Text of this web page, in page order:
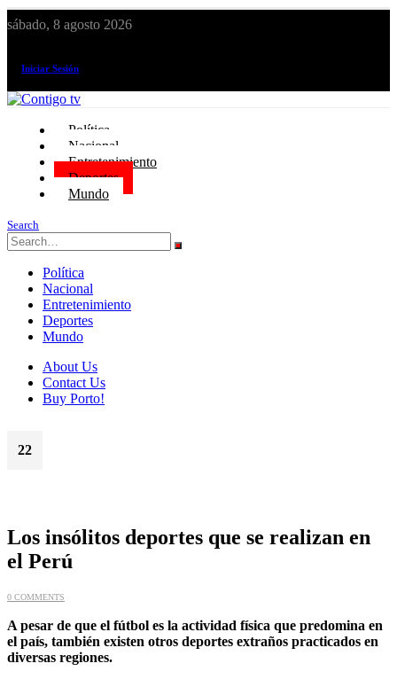
sábado, 8 agosto 2026
Iniciar Sesión
Política
Nacional
Entretenimiento
Deportes
Mundo
Search
Política
Nacional
Entretenimiento
Deportes
Mundo
About Us
Contact Us
Buy Porto!
22
Los insólitos deportes que se realizan en
el Perú
0 COMMENTS
A pesar de que el fútbol es la actividad física que predomina en
el país, también existen otros deportes extraños practicados en
diversas regiones.